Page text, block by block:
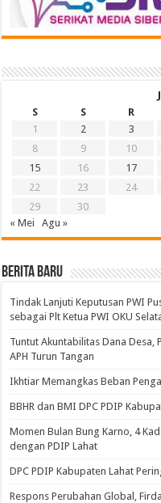
S
S R
1
2 3
8
9 10
15
16 17
22
23 24
29
30
« Mei
Agu »
BERITA BARU
Tindak Lanjuti Keputusan PWI
sebagai Plt Ketua PWI OKU
Tuntut Akuntabilitas Dana Desa,
APH Turun Tangan
Ikhtiar Memangkas Beban
BBHR dan BMI DPC PDIP
Momen Bulan Bung Karno, 4
dengan PDIP Lahat
DPC PDIP Kabupaten Lahat
Respons Perubahan Global,